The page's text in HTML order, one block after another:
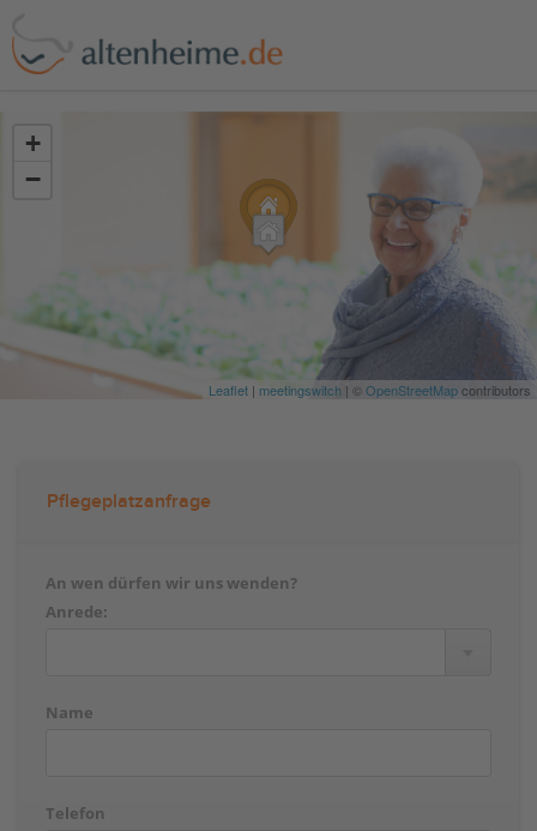
+
−
Leaflet | meetingswitch | ©OpenStreetMapcontributors
Pflegeplatzanfrage
An wen dürfen wir uns wenden?
Anrede:
Name
Telefon